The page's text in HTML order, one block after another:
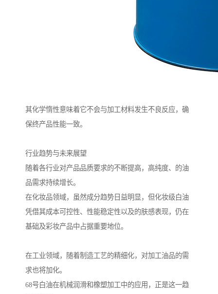
其化学惰性意味着它不会与加工材料发生不良反应，确
保终产品性能一致。
行业趋势与未来展望
随着各行业对产品品质要求的不断提高，高纯度、的油
品需求持续增长。
在化妆品领域，虽然成分趋势日益明显，但化妆级白油
凭借其成本可控性、性能稳定性以及的肤感表现，仍在
基础及彩妆产品中占据重要地位。
在工业领域，随着制造工艺的精细化，对加工油品的需
求也将加化。
68号白油在机械润滑和橡塑加工中的应用，正是这一趋